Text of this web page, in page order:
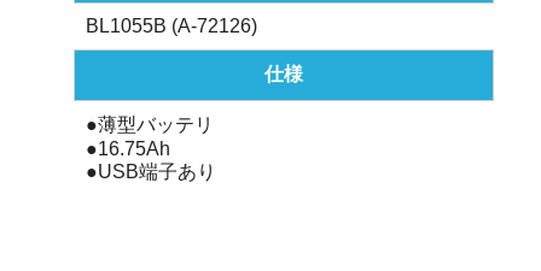
BL1055B (A-72126)
仕様
●薄型バッテリ
●16.75Ah
●USB端子あり